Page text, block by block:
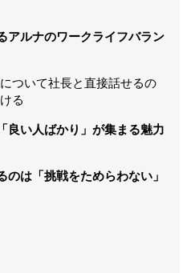
アルナのワークライフバラン
ついて社長と直接話せるの
る
良い人ばかり」が集まる魅力
のは「挑戦をためらわない」